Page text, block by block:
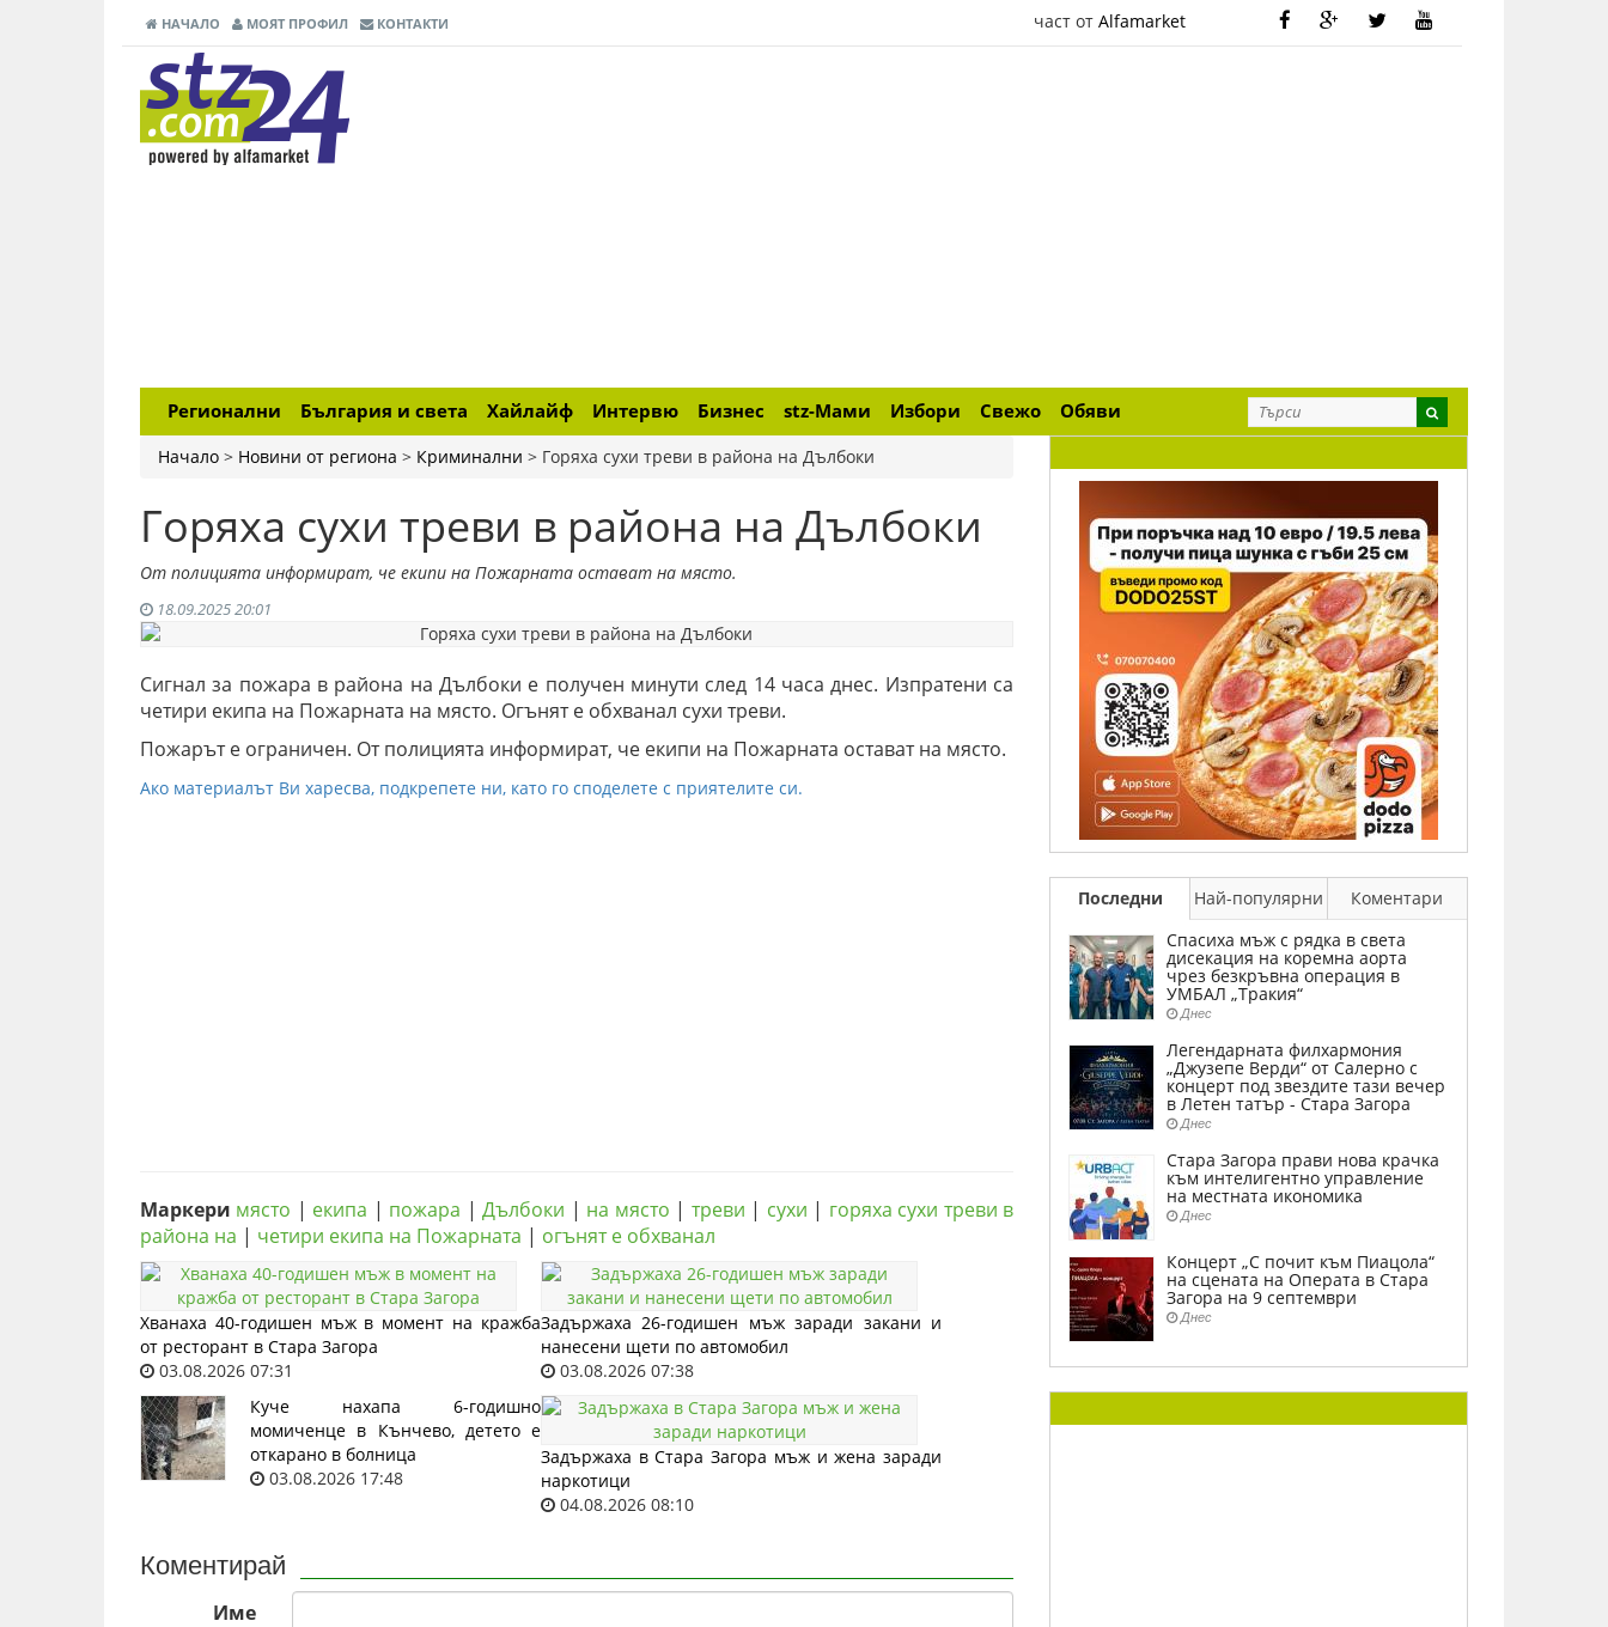
НАЧАЛО МОЯТ ПРОФИЛ КОНТАКТИ част от Alfamarket
Регионални България и света Хайлайф Интервю Бизнес stz-Мами Избори Свежо Обяви
Начало > Новини от региона > Криминални > Горяха сухи треви в района на Дълбоки
Горяха сухи треви в района на Дълбоки
От полицията информират, че екипи на Пожарната остават на място.
18.09.2025 20:01
Сигнал за пожара в района на Дълбоки е получен минути след 14 часа днес. Изпратени са
четири екипа на Пожарната на място. Огънят е обхванал сухи треви.
Пожарът е ограничен. От полицията информират, че екипи на Пожарната остават на място.
Ако материалът Ви харесва, подкрепете ни, като го споделете с приятелите си.
Маркери място | екипа | пожара |Дълбоки | на място | треви | сухи | горяха сухи треви в
района на | четири екипа на Пожарната | огънят е обхванал
Хванаха 40-годишен мъж в момент на кражба
от ресторант в Стара Загора
03.08.2026 07:31
Задържаха 26-годишен мъж заради закани и
нанесени щети по автомобил
03.08.2026 07:38
Куче нахапа 6-годишно
момиченце в Кънчево, детето е
откарано в болница
03.08.2026 17:48
Задържаха в Стара Загора мъж и жена заради
наркотици
04.08.2026 08:10
Коментирай
Име
Последни Най-популярни
Коментари
Спасиха мъж с рядка в света
дисекация на коремна аорта
чрез безкръвна операция в
УМБАЛ „Тракия“
Днес
Легендарната филхармония
„Джузепе Верди“ от Салерно с
концерт под звездите тази вечер
в Летен татър - Стара Загора
Днес
Стара Загора прави нова крачка
към интелигентно управление
на местната икономика
Днес
Концерт „С почит към Пиацола“
на сцената на Операта в Стара
Загора на 9 септември
Днес